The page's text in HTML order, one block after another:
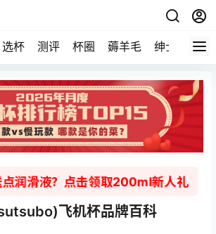
选杯 测评 杯圈 薅羊毛 绅士 视频
润滑液？点击领取200ml新人礼
飞机杯品牌百科